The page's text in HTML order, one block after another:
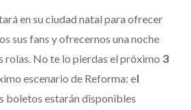
en su ciudad natal para ofrecer
sus fans y ofrecernos una noche
rolas. No te lo pierdas el próximo 3
escenario de Reforma: el
boletos estarán disponibles